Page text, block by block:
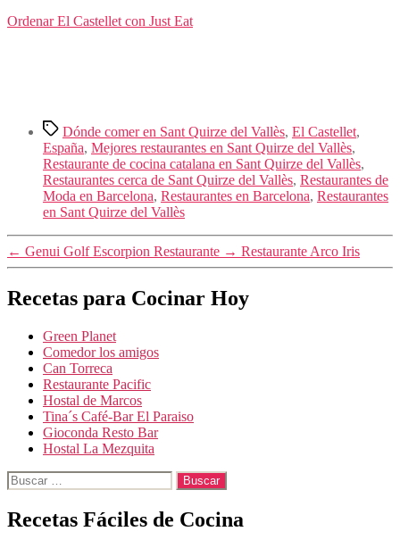
Ordenar El Castellet con Just Eat
Etiquetas
Dónde comer en Sant Quirze del Vallès, El Castellet,
España, Mejores restaurantes en Sant Quirze del Vallès,
Restaurante de cocina catalana en Sant Quirze del Vallès,
Restaurantes cerca de Sant Quirze del Vallès, Restaurantes de
Moda en Barcelona, Restaurantes en Barcelona, Restaurantes
en Sant Quirze del Vallès
← Genui Golf Escorpion Restaurante → Restaurante Arco Iris
Recetas para Cocinar Hoy
Green Planet
Comedor los amigos
Can Torreca
Restaurante Pacific
Hostal de Marcos
Tina´s Café-Bar El Paraiso
Gioconda Resto Bar
Hostal La Mezquita
Buscar:
Recetas Fáciles de Cocina